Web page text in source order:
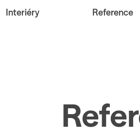
Interiéry Reference